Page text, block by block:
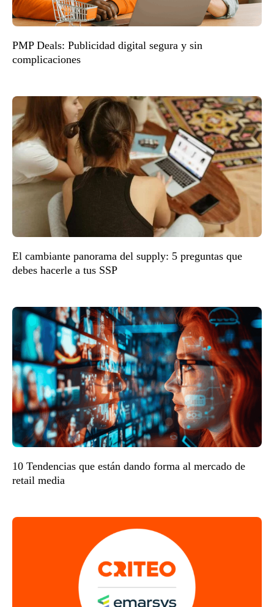
PMP Deals: Publicidad digital segura y sin
complicaciones
El cambiante panorama del supply: 5 preguntas que
debes hacerle a tus SSP
10 Tendencias que están dando forma al mercado de
retail media